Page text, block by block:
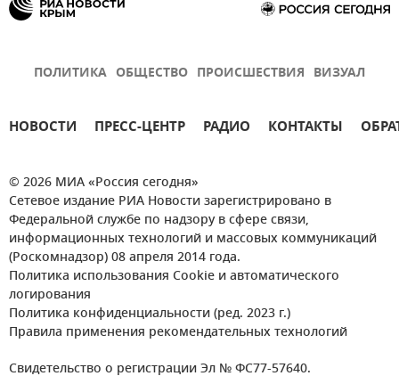
ПОЛИТИКА ОБЩЕСТВО ПРОИСШЕСТВИЯ ВИЗУАЛ
НОВОСТИ ПРЕСС-ЦЕНТР РАДИО КОНТАКТЫ
© 2026 МИА «Россия сегодня»
Сетевое издание РИА Новости зарегистрировано в
Федеральной службе по надзору в сфере связи,
информационных технологий и массовых коммуникаций
(Роскомнадзор) 08 апреля 2014 года.
Политика использования Cookie и автоматического
логирования
Политика конфиденциальности (ред. 2023 г.)
Правила применения рекомендательных технологий
Свидетельство о регистрации Эл № ФС77-57640.